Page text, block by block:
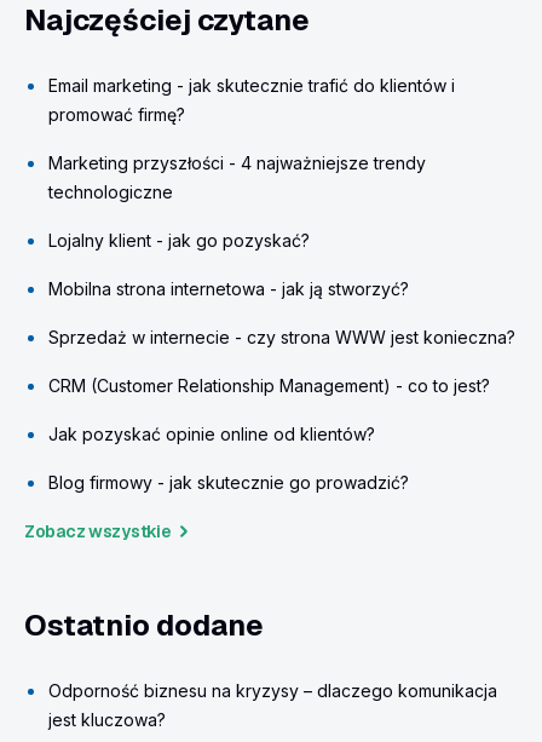
Najczęściej czytane
Email marketing - jak skutecznie trafić do klientów i
promować firmę?
Marketing przyszłości - 4 najważniejsze trendy
technologiczne
Lojalny klient - jak go pozyskać?
Mobilna strona internetowa - jak ją stworzyć?
Sprzedaż w internecie - czy strona WWW jest konieczna?
CRM (Customer Relationship Management) - co to jest?
Jak pozyskać opinie online od klientów?
Blog firmowy - jak skutecznie go prowadzić?
Zobacz wszystkie
Ostatnio dodane
Odporność biznesu na kryzysy – dlaczego komunikacja
jest kluczowa?